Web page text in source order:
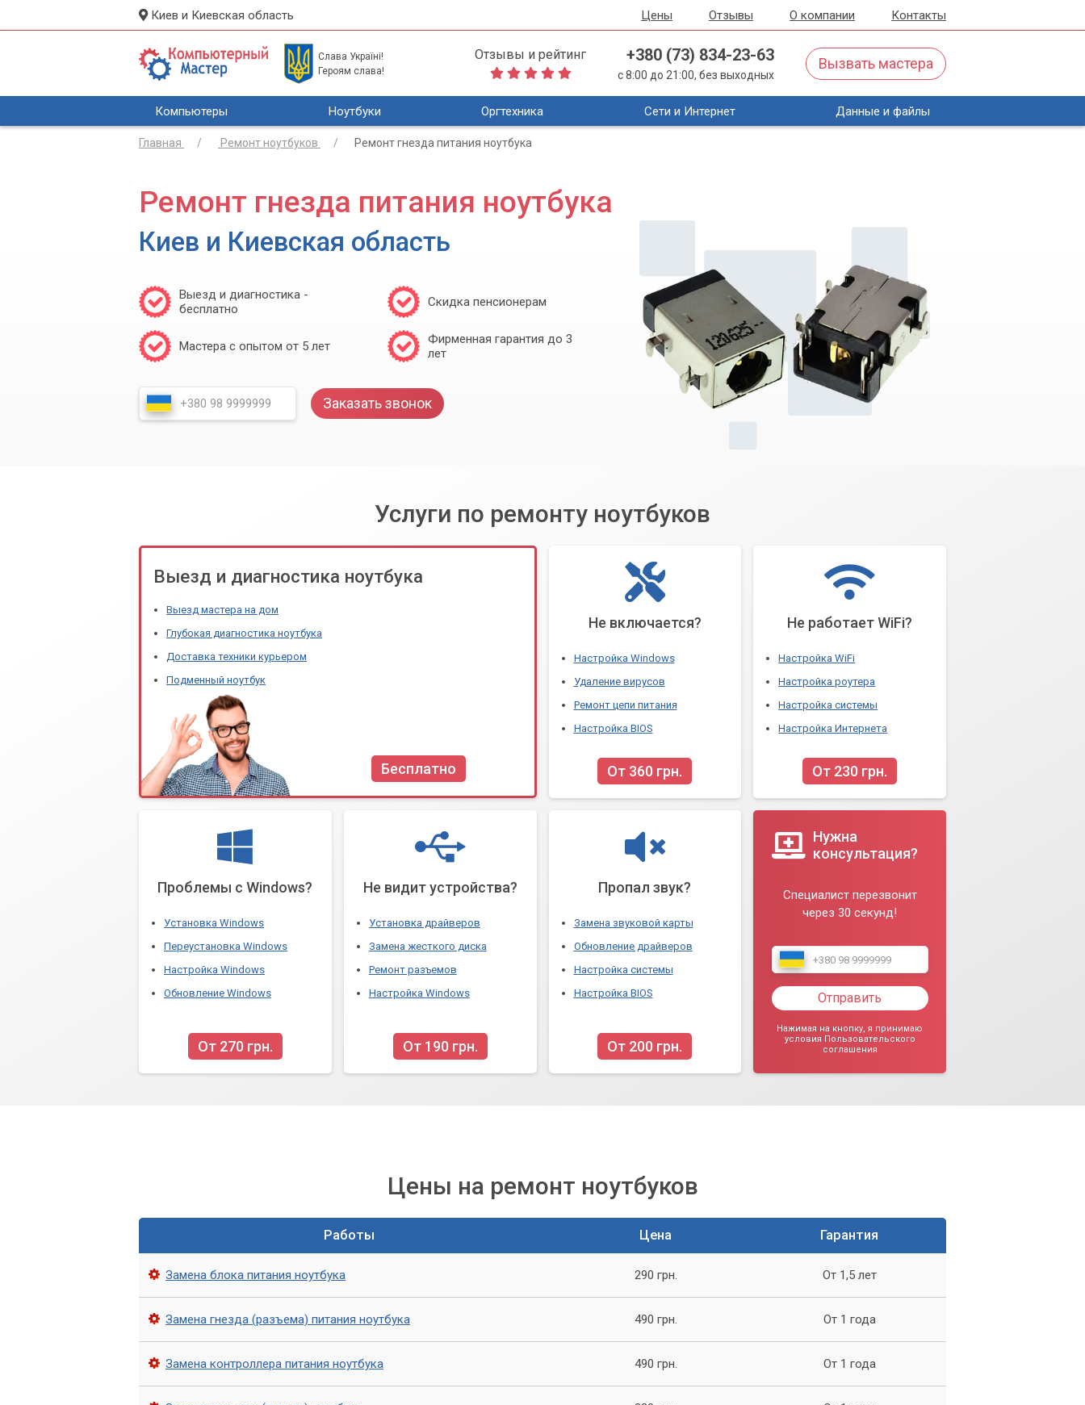
Киев и Киевская область Цены Отзывы О компании Контакты
Слава Україні!
Героям слава!
Отзывы и рейтинг +380 (73) 834-23-63
с 8:00 до 21:00, без выходных
Вызвать мастера
Компьютеры Ноутбуки Оргтехника Сети и Интернет Данные и файлы
Главная Ремонт ноутбуков Ремонт гнезда питания ноутбука
Ремонт гнезда питания ноутбука
Киев и Киевская область
Выезд и диагностика -
бесплатно
Скидка пенсионерам
Мастера с опытом от 5 лет
Фирменная гарантия до 3
лет
Заказать звонок
Услуги по ремонту ноутбуков
Выезд и диагностика ноутбука
Выезд мастера на дом
Глубокая диагностика ноутбука
Доставка техники курьером
Подменный ноутбук
Бесплатно
Не включается?
Настройка Windows
Удаление вирусов
Ремонт цепи питания
Настройка BIOS
От 360 грн.
Не работает WiFi?
Настройка WiFi
Настройка роутера
Настройка системы
Настройка Интернета
От 230 грн.
Проблемы с Windows?
Установка Windows
Переустановка Windows
Настройка Windows
Обновление Windows
От 270 грн.
Не видит устройства?
Установка драйверов
Замена жесткого диска
Ремонт разъемов
Настройка Windows
От 190 грн.
Пропал звук?
Замена звуковой карты
Обновление драйверов
Настройка системы
Настройка BIOS
От 200 грн.
Нужна
консультация?
Специалист перезвонит
через 30 секунд!
Отправить
Нажимая на кнопку, я принимаю
условия Пользовательского
соглашения
Цены на ремонт ноутбуков
Работы Цена Гарантия
Замена блока питания ноутбука 290 грн. От 1,5 лет
Замена гнезда (разъема) питания ноутбука 490 грн. От 1 года
Замена контроллера питания ноутбука 490 грн. От 1 года